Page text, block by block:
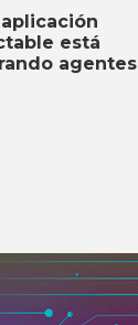
está
agentes